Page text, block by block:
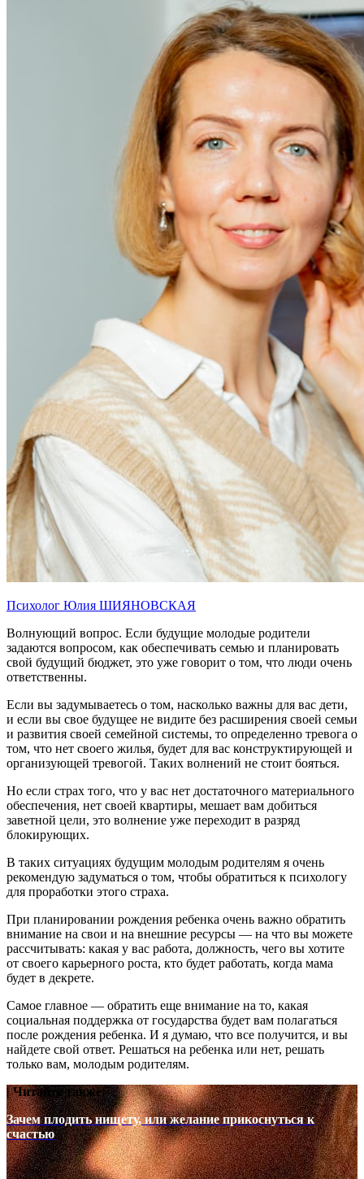
Психолог Юлия ШИЯНОВСКАЯ
Волнующий вопрос. Если будущие молодые родители
задаются вопросом, как обеспечивать семью и планировать
свой будущий бюджет, это уже говорит о том, что люди очень
ответственны.
Если вы задумываетесь о том, насколько важны для вас дети,
и если вы свое будущее не видите без расширения своей семьи
и развития своей семейной системы, то определенно тревога о
том, что нет своего жилья, будет для вас конструктирующей и
организующей тревогой. Таких волнений не стоит бояться.
Но если страх того, что у вас нет достаточного материального
обеспечения, нет своей квартиры, мешает вам добиться
заветной цели, это волнение уже переходит в разряд
блокирующих.
В таких ситуациях будущим молодым родителям я очень
рекомендую задуматься о том, чтобы обратиться к психологу
для проработки этого страха.
При планировании рождения ребенка очень важно обратить
внимание на свои и на внешние ресурсы — на что вы можете
рассчитывать: какая у вас работа, должность, чего вы хотите
от своего карьерного роста, кто будет работать, когда мама
будет в декрете.
Самое главное — обратить еще внимание на то, какая
социальная поддержка от государства будет вам полагаться
после рождения ребенка. И я думаю, что все получится, и вы
найдете свой ответ. Решаться на ребенка или нет, решать
только вам, молодым родителям.
| Читайте также:
Зачем плодить нищету, или желание прикоснуться к
счастью